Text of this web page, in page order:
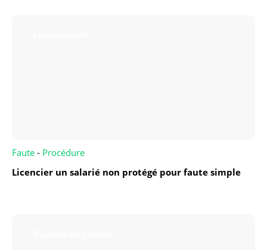
Faute - Procédure
Licencier un salarié non protégé pour faute simple